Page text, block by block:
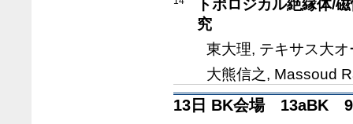
トポロジカル絶縁体/
究
東大理, テキサス大
大熊信之, Massoud
13日 BK会場 13aBK